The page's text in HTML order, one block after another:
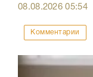
08.08.202605:54
Комментарии